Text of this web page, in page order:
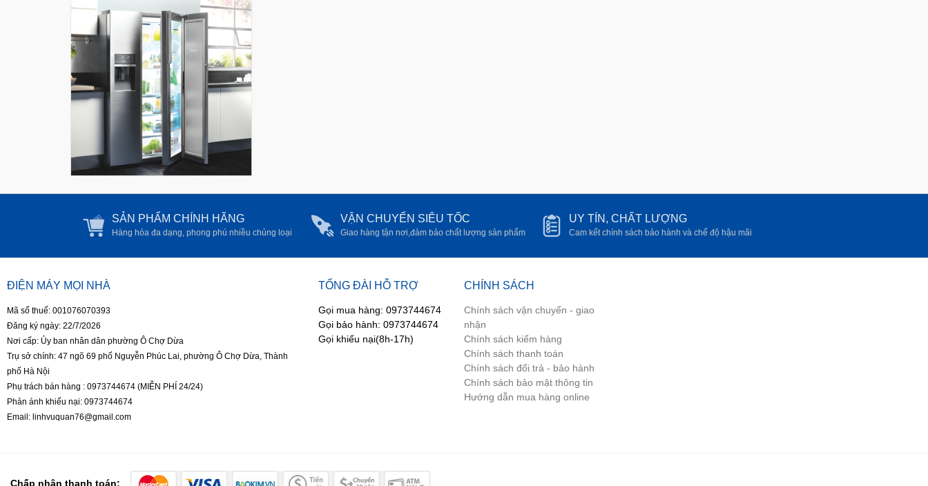
SẢN PHẨM CHÍNH HÃNG
Hàng hóa đa dạng, phong phú nhiều chủng loại
VẬN CHUYỂN SIÊU TỐC
Giao hàng tận nơi,đảm bảo chất lượng sản phẩm
UY TÍN, CHẤT LƯỢNG
Cam kết chính sách bảo hành và chế độ hậu mãi
ĐIỆN MÁY MỌI NHÀ
Mã số thuế: 001076070393
Đăng ký ngày: 22/7/2026
Nơi cấp: Ủy ban nhân dân phường Ô Chợ Dừa
Trụ sở chính: 47 ngõ 69 phố Nguyễn Phúc Lai, phường Ô Chợ Dừa, Thành
phố Hà Nội
Phụ trách bán hàng : 0973744674 (MIỄN PHÍ 24/24)
Phản ánh khiếu nại: 0973744674
Email: linhvuquan76@gmail.com
TỔNG ĐÀI HỖ TRỢ
Gọi mua hàng: 0973744674
Gọi bảo hành: 0973744674
Gọi khiếu nại(8h-17h)
CHÍNH SÁCH
Chính sách vận chuyển - giao
nhận
Chính sách kiểm hàng
Chính sách thanh toán
Chính sách đổi trả - bảo hành
Chính sách bảo mật thông tin
Hướng dẫn mua hàng online
Chấp nhận thanh toán: